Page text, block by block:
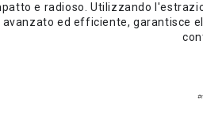
e radioso. Utilizzando
avanzato ed efficiente, garantisce